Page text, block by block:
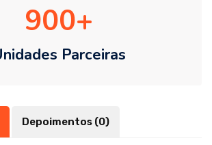
900
Parceiras
Depoimentos (0)